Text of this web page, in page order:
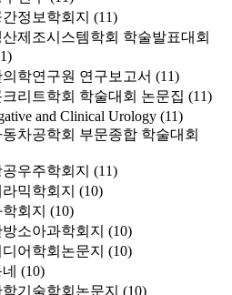
정보학회지 (11)
제조시스템학회 학술발표대회
학연구원 연구보고서 (11)
리트학회 학술대회 논문집 (11)
and Clinical Urology (11)
차공학회 부문종합 학술대회
우주학회지 (11)
믹학회지 (10)
회지 (10)
소아과학회지 (10)
어학회논문지 (10)
(10)
기술학회논문지 (10)